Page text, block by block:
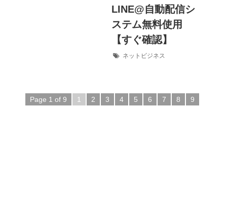
LINE@自動配信シ
ステム無料使用
【すぐ確認】
ネットビジネス
Page 1 of 9 1 2 3 4 5 6 7 8 9